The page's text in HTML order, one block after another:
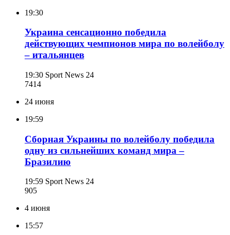
19:30
Украина сенсационно победила
действующих чемпионов мира по волейболу
– итальянцев
19:30 Sport News 24
7414
24 июня
19:59
Сборная Украины по волейболу победила
одну из сильнейших команд мира –
Бразилию
19:59 Sport News 24
905
4 июня
15:57